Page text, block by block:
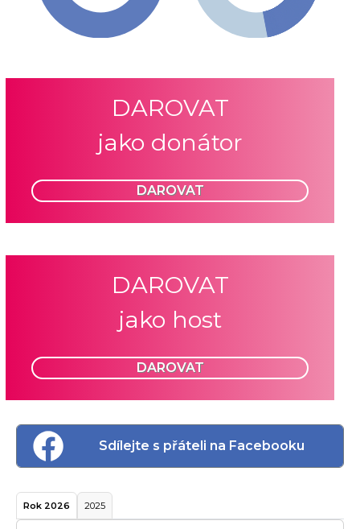
DAROVAT
jako donátor
DAROVAT
DAROVAT
jako host
DAROVAT
Sdílejte s přáteli na Facebooku
Rok 2026 2025